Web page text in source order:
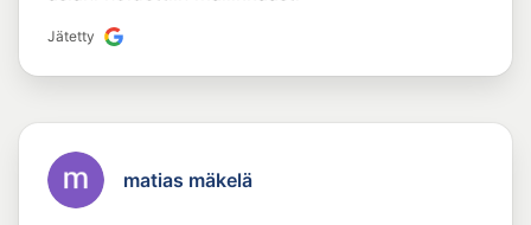
Jätetty
matias mäkelä